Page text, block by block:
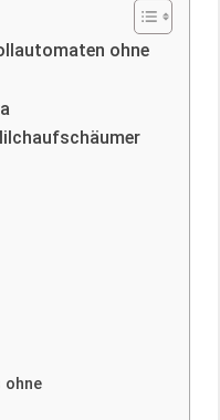
ohne
ohne